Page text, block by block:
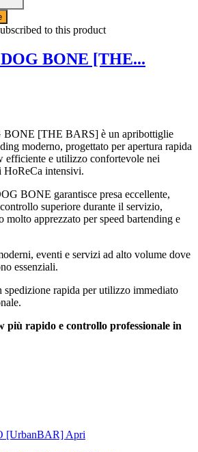
to this product
DOG BONE [THE...
BONE [THE BARS] è un apribottiglie
moderno, progettato per apertura rapida
e utilizzo confortevole nei
HoReCa intensivi.
BONE garantisce presa eccellente,
superiore durante il servizio,
molto apprezzato per speed bartending e
eventi e servizi ad alto volume dove
essenziali.
rapida per utilizzo immediato
più rapido e controllo professionale in